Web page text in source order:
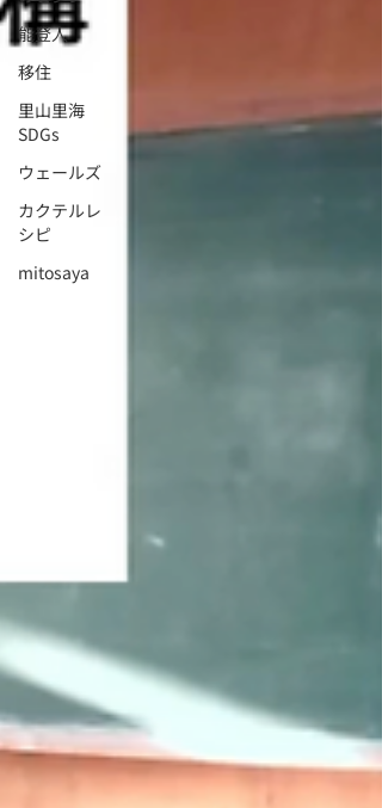
能登人
移住
里山里海
SDGs
ウェールズ
カクテルレ
シピ
mitosaya